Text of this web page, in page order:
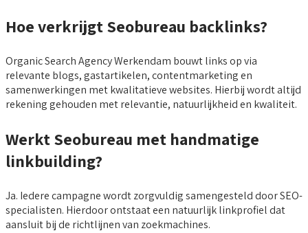
Hoe verkrijgt Seobureau backlinks?
Organic Search Agency Werkendam bouwt links op via
relevante blogs, gastartikelen, contentmarketing en
samenwerkingen met kwalitatieve websites. Hierbij wordt altijd
rekening gehouden met relevantie, natuurlijkheid en kwaliteit.
Werkt Seobureau met handmatige
linkbuilding?
Ja. Iedere campagne wordt zorgvuldig samengesteld door SEO-
specialisten. Hierdoor ontstaat een natuurlijk linkprofiel dat
aansluit bij de richtlijnen van zoekmachines.